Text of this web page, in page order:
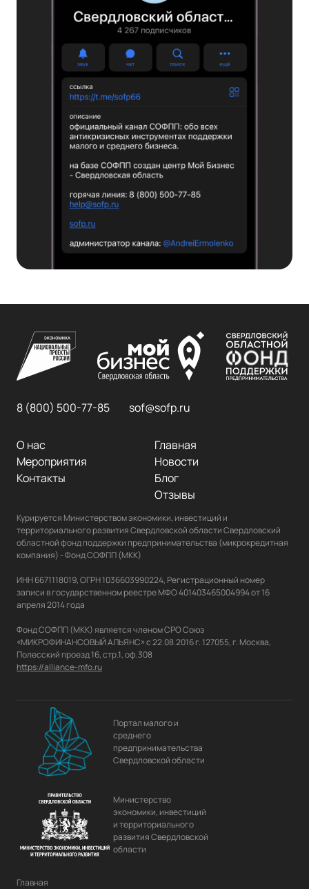
8 (800) 500-77-85 sof@sofp.ru
Главная
О нас
Новости
Мероприятия
Блог
Контакты
Отзывы
Курируется Министерством экономики, инвестиций и
территориального развития Свердловской области Свердловский
областной фонд поддержки предпринимательства (микрокредитная
компания) - Фонд СОФПП (МКК)
ИНН 6671118019, ОГРН 1036603990224, Регистрационный номер
записи в государственном реестре МФО 401403465004994 от 16
апреля 2014 года
Фонд СОФПП (МКК) является членом СРО Союз
«МИКРОФИНАНСОВЫЙ АЛЬЯНС» с 22.08.2016 г. 127055, г. Москва,
https://alliance-mfo.ru
Портал малого и
среднего
предпринимательства
Свердловской области
Министерство
экономики, инвестиций
и территориального
развития Свердловской
области
Главная